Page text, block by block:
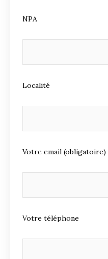
NPA
Localité
Votre email (obligatoire)
Votre téléphone